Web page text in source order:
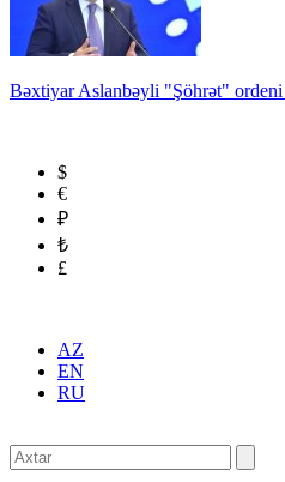
Bəxtiyar Aslanbəyli "Şöhrət"
$
€
₽
₺
£
AZ
EN
RU